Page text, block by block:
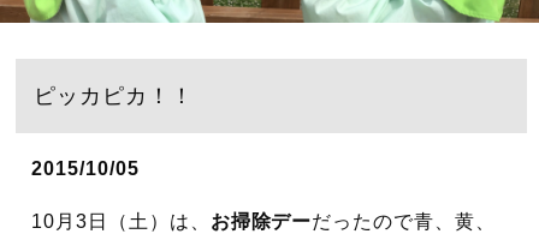
ピッカピカ！！
2015/10/05
10月3日（土）は、 お掃除デーだったので青、黄、